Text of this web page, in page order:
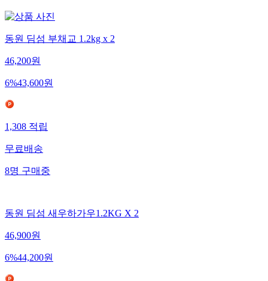
동원 딤섬 부채교 1.2kg x 2
46,200원
6%43,600원
1,308 적립
무료배송
8명 구매중
동원 딤섬 새우하가우1.2KG X 2
46,900원
6%44,200원